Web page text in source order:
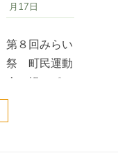
月17日
第８回みらい
祭 町民運動
会 軽スポー
ツ交流会
10月12日、